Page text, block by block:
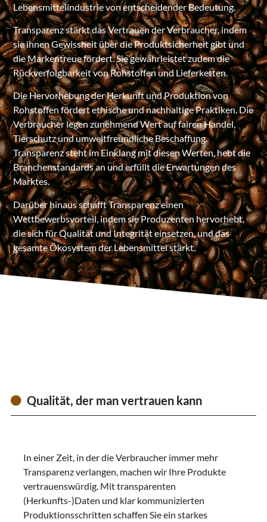
Lebensmittelindustrie von entscheidender Bedeutung.
Transparenz stärkt das Vertrauen der Verbraucher, indem
sie ihnen Gewissheit über die Produktsicherheit gibt und
die Markentreue fördert. Sie gewährleistet zudem die
Rückverfolgbarkeit von Rohstoffen und Lieferketten.
Die Hervorhebung der Herkunft und Produktion von
Rohstoffen fördert ethische und nachhaltige Praktiken. Die
Verbraucher legen zunehmend Wert auf fairen Handel,
Tierschutz und umweltfreundliche Beschaffung.
Transparenz steht im Einklang mit diesen Werten, hebt die
Branchenstandards an und erfüllt die Erwartungen des
Marktes.
Darüber hinaus schafft Transparenz einen
Wettbewerbsvorteil, indem sie Produzenten hervorhebt,
die sich für Qualität und Integrität einsetzen, und das
gesamte Ökosystem der Lebensmittel stärkt.
Qualität, der man vertrauen kann
In einer Zeit, in der die Verbraucher immer mehr
Transparenz verlangen, machen wir Ihre Produkte
vertrauenswürdig. Mit transparenten
(Herkunfts-)Daten und klar kommunizierten
Produktionsschritten schaffen Sie ein starkes